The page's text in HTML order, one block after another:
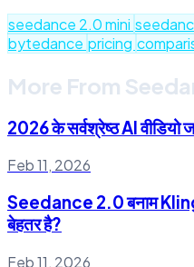
seedance 2.0 mini
bytedance pricing
More From
2026 के सर्वश्रेष्ठ AI
Feb 11, 2026
Seedance 2.0 बनाम
बेहतर है?
Feb 11, 2026